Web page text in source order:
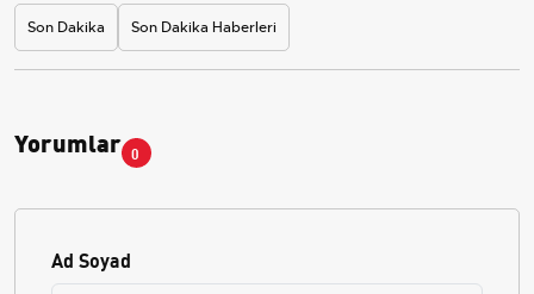
Son Dakika Son Dakika Haberleri
Yorumlar 0
Ad Soyad